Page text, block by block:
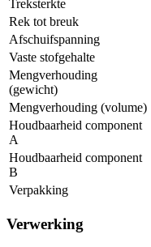
Treksterkte
Rek tot breuk
Afschuifspanning
Vaste stofgehalte
Mengverhouding
(gewicht)
Mengverhouding (volume)
Houdbaarheid component
A
Houdbaarheid component
B
Verpakking
Verwerking